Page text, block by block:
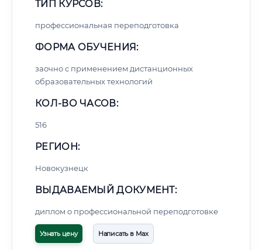
ТИП КУРСОВ:
профессиональная переподготовка
ФОРМА ОБУЧЕНИЯ:
заочно с применением дистанционных
образовательных технологий
КОЛ-ВО ЧАСОВ:
516
РЕГИОН:
Новокузнецк
ВЫДАВАЕМЫЙ ДОКУМЕНТ:
диплом о профессиональной переподготовке
Узнать цену Написать в Max